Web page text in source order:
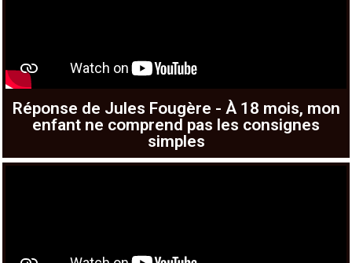
Réponse de Jules Fougère - À 18 mois, mon
enfant ne comprend pas les consignes
simples